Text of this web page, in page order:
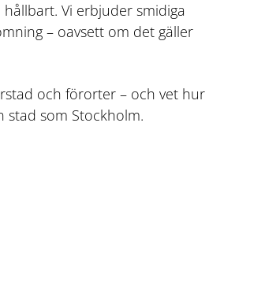
Vi erbjuder smidiga
– oavsett om det gäller
och förorter – och vet hur
stad som Stockholm.